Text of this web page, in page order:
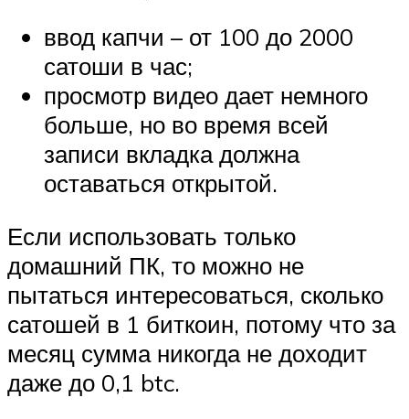
ввод капчи – от 100 до 2000
сатоши в час;
просмотр видео дает немного
больше, но во время всей
записи вкладка должна
оставаться открытой.
Если использовать только
домашний ПК, то можно не
пытаться интересоваться, сколько
сатошей в 1 биткоин, потому что за
месяц сумма никогда не доходит
даже до 0,1 btc.